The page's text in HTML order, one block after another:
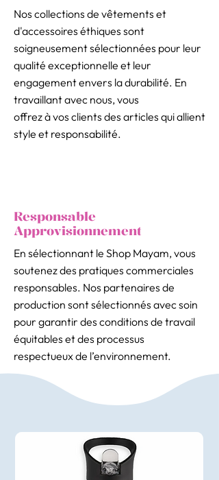
Nos collections de vêtements et
d'accessoires éthiques sont
soigneusement sélectionnées pour leur
qualité exceptionnelle et leur
engagement envers la durabilité. En
travaillant avec nous, vous
offrez à vos clients des articles qui allient
style et responsabilité.
Responsable
Approvisionnement
En sélectionnant le Shop Mayam, vous
soutenez des pratiques commerciales
responsables. Nos partenaires de
production sont sélectionnés avec soin
pour garantir des conditions de travail
équitables et des processus
respectueux de l’environnement.